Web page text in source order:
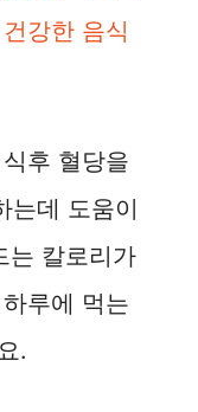
강한 음식
후 혈당을
는데 도움이
는 칼로리가
루에 먹는
.